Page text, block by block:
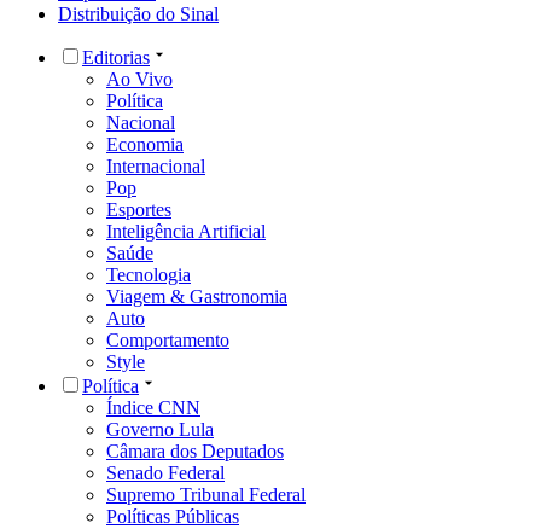
Distribuição do Sinal
Editorias
Ao Vivo
Política
Nacional
Economia
Internacional
Pop
Esportes
Inteligência Artificial
Saúde
Tecnologia
Viagem & Gastronomia
Auto
Comportamento
Style
Política
Índice CNN
Governo Lula
Câmara dos Deputados
Senado Federal
Supremo Tribunal Federal
Políticas Públicas